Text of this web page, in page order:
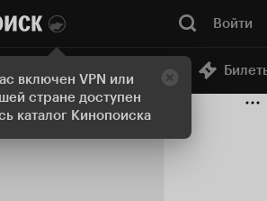
включен VPN или
стране доступен
каталог Кинопоиска
Войти
Онлайн-кинотеатр